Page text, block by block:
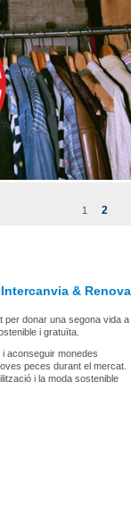
1
2
& Renova
per donar una segona vida a
i gratuïta.
aconseguir monedes
peces durant el mercat.
i la moda sostenible